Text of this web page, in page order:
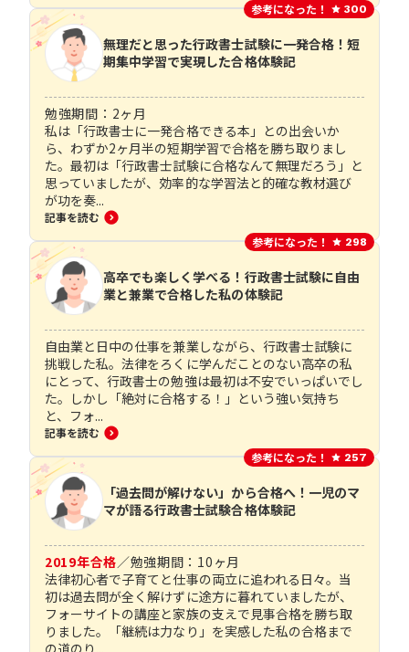
参考になった！ 300
無理だと思った行政書士試験に一発合格！短
期集中学習で実現した合格体験記
勉強期間： 2ヶ月
私は「行政書士に一発合格できる本」との出会いか
ら、わずか2ヶ月半の短期学習で合格を勝ち取りまし
た。最初は「行政書士試験に合格なんて無理だろう」と
思っていましたが、効率的な学習法と的確な教材選び
が功を奏...
記事を読む
参考になった！ 298
高卒でも楽しく学べる！行政書士試験に自由
業と兼業で合格した私の体験記
自由業と日中の仕事を兼業しながら、行政書士試験に
挑戦した私。法律をろくに学んだことのない高卒の私
にとって、行政書士の勉強は最初は不安でいっぱいでし
た。しかし「絶対に合格する！」という強い気持ち
と、フォ...
記事を読む
参考になった！ 257
「過去問が解けない」から合格へ！一児のマ
マが語る行政書士試験合格体験記
2019年合格／勉強期間： 10 ヶ月
法律初心者で子育てと仕事の両立に追われる日々。当
初は過去問が全く解けずに途方に暮れていましたが、
フォーサイトの講座と家族の支えで見事合格を勝ち取
りました。「継続は力なり」を実感した私の合格まで
の道のり...